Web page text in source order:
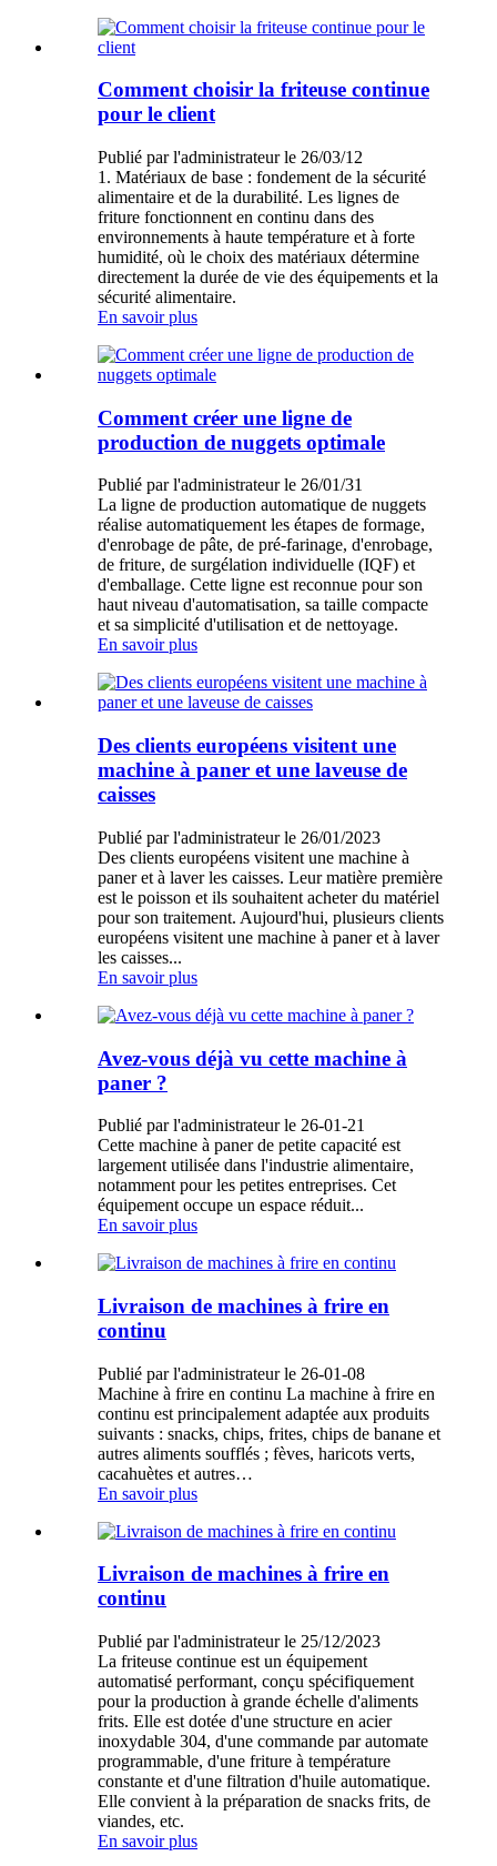
Comment choisir la friteuse continue
pour le client
Publié par l'administrateur le 26/03/12
1. Matériaux de base : fondement de la sécurité
alimentaire et de la durabilité. Les lignes de
friture fonctionnent en continu dans des
environnements à haute température et à forte
humidité, où le choix des matériaux détermine
directement la durée de vie des équipements et la
sécurité alimentaire.
En savoir plus
Comment créer une ligne de
production de nuggets optimale
Publié par l'administrateur le 26/01/31
La ligne de production automatique de nuggets
réalise automatiquement les étapes de formage,
d'enrobage de pâte, de pré-farinage, d'enrobage,
de friture, de surgélation individuelle (IQF) et
d'emballage. Cette ligne est reconnue pour son
haut niveau d'automatisation, sa taille compacte
et sa simplicité d'utilisation et de nettoyage.
En savoir plus
Des clients européens visitent une
machine à paner et une laveuse de
caisses
Publié par l'administrateur le 26/01/2023
Des clients européens visitent une machine à
paner et à laver les caisses. Leur matière première
est le poisson et ils souhaitent acheter du matériel
pour son traitement. Aujourd'hui, plusieurs clients
européens visitent une machine à paner et à laver
les caisses...
En savoir plus
Avez-vous déjà vu cette machine à
paner ?
Publié par l'administrateur le 26-01-21
Cette machine à paner de petite capacité est
largement utilisée dans l'industrie alimentaire,
notamment pour les petites entreprises. Cet
équipement occupe un espace réduit...
En savoir plus
Livraison de machines à frire en
continu
Publié par l'administrateur le 26-01-08
Machine à frire en continu La machine à frire en
continu est principalement adaptée aux produits
suivants : snacks, chips, frites, chips de banane et
autres aliments soufflés ; fèves, haricots verts,
cacahuètes et autres…
En savoir plus
Livraison de machines à frire en
continu
Publié par l'administrateur le 25/12/2023
La friteuse continue est un équipement
automatisé performant, conçu spécifiquement
pour la production à grande échelle d'aliments
frits. Elle est dotée d'une structure en acier
inoxydable 304, d'une commande par automate
programmable, d'une friture à température
constante et d'une filtration d'huile automatique.
Elle convient à la préparation de snacks frits, de
viandes, etc.
En savoir plus